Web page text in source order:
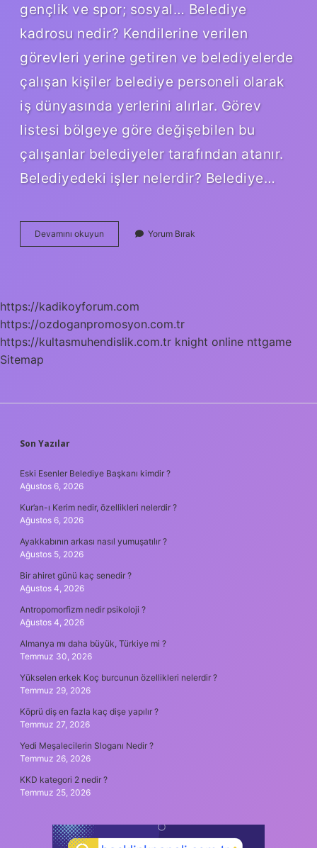
gençlik ve spor; sosyal… Belediye
kadrosu nedir? Kendilerine verilen
görevleri yerine getiren ve belediyelerde
çalışan kişiler belediye personeli olarak
iş dünyasında yerlerini alırlar. Görev
listesi bölgeye göre değişebilen bu
çalışanlar belediyeler tarafından atanır.
Belediyedeki işler nelerdir? Belediye…
Devamını okuyun Belediye
Iş
Yorum Bırak
https://kadikoyforum.com
https://ozdoganpromosyon.com.tr
https://kultasmuhendislik.com.tr knight online nttgame
Sitemap
SIDEBAR
Son Yazılar
Eski Esenler Belediye Başkanı kimdir ?
Ağustos 6, 2026
Kur’an-ı Kerim nedir, özellikleri nelerdir ?
Ağustos 6, 2026
Ayakkabının arkası nasıl yumuşatılır ?
Ağustos 5, 2026
Bir ahiret günü kaç senedir ?
Ağustos 4, 2026
Antropomorfizm nedir psikoloji ?
Ağustos 4, 2026
Almanya mı daha büyük, Türkiye mi ?
Temmuz 30, 2026
Yükselen erkek Koç burcunun özellikleri nelerdir ?
Temmuz 29, 2026
Köprü diş en fazla kaç dişe yapılır ?
Temmuz 27, 2026
Yedi Meşalecilerin Sloganı Nedir ?
Temmuz 26, 2026
KKD kategori 2 nedir ?
Temmuz 25, 2026